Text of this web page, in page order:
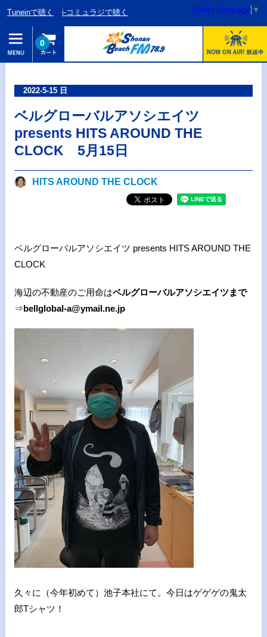
Tuneinで聴く i-コミュラジで聴く Select Language ▼
0
2022-5-15 日
ベルグローバルアソシエイツ
presents HITS AROUND THE
CLOCK 5月15日
HITS AROUND THE CLOCK
ベルグローバルアソシエイツ presents HITS AROUND THE
CLOCK
海辺の不動産のご用命はベルグローバルアソシエイツまで
⇒bellglobal-a@ymail.ne.jp
久々に（今年初めて）池子本社にて。今日はゲゲゲの鬼太
郎Tシャツ！